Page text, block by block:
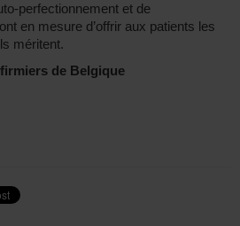
perfectionnement et de
en mesure d’offrir aux patients les
méritent.
de Belgique